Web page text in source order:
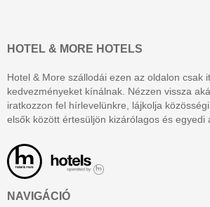
HOTEL & MORE HOTELS
Hotel & More szállodái ezen az oldalon csak
kedvezményeket kínálnak. Nézzen vissza
iratkozzon fel hírlevelünkre, lájkolja
elsők között értesüljön kizárólagos és egyedi
NAVIGÁCIÓ